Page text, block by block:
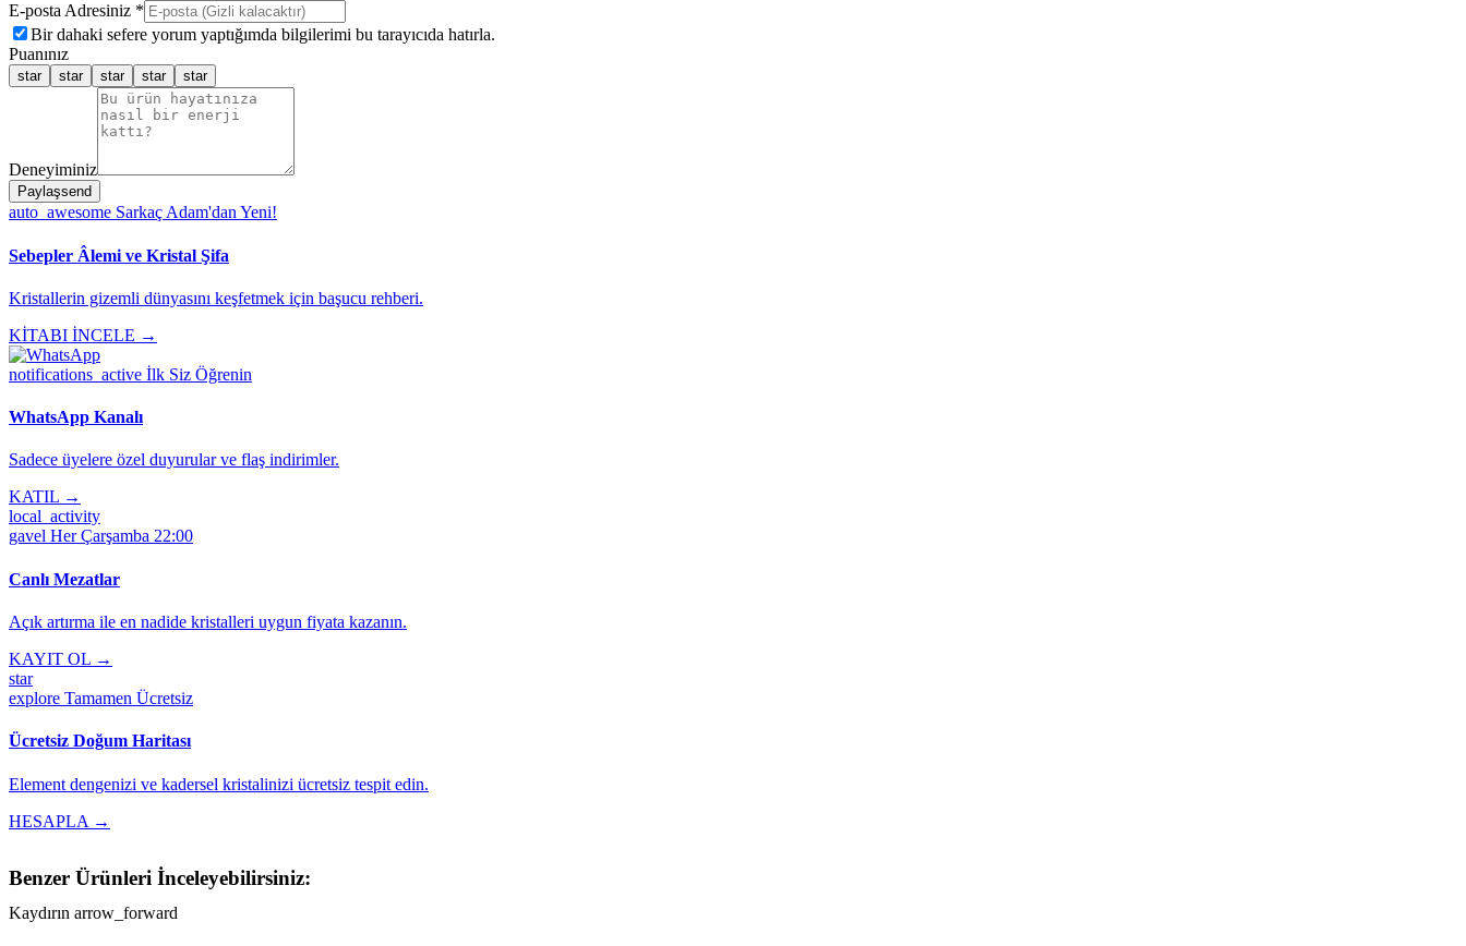
E-posta Adresiniz *
Bir dahaki sefere yorum yaptığımda bilgilerimi bu tarayıcıda hatırla.
Puanınız
star star star star star
Deneyiminiz
Paylaşsend
auto_awesome Sarkaç Adam'dan Yeni!
Sebepler Âlemi ve Kristal Şifa
Kristallerin gizemli dünyasını keşfetmek için başucu rehberi.
KİTABI İNCELE →
notifications_active İlk Siz Öğrenin
WhatsApp Kanalı
Sadece üyelere özel duyurular ve flaş indirimler.
KATIL →
local_activity
gavel Her Çarşamba 22:00
Canlı Mezatlar
Açık artırma ile en nadide kristalleri uygun fiyata kazanın.
KAYIT OL →
star
explore Tamamen Ücretsiz
Ücretsiz Doğum Haritası
Element dengenizi ve kadersel kristalinizi ücretsiz tespit edin.
HESAPLA →
Benzer Ürünleri İnceleyebilirsiniz:
Kaydırın arrow_forward